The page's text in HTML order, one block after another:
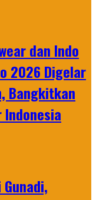
dan Indo
2026 Digelar
Bangkitkan